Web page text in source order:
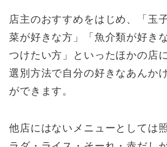
店主のおすすめをはじめ、「玉
菜が好きな方」「魚介類が好き
つけたい方」といったほかの店
選別方法で自分の好きなあんか
ができます。
他店にはないメニューとしては